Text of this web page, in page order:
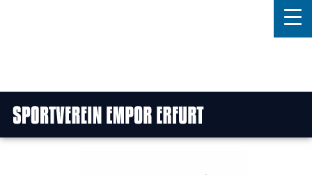
Home
Features
News